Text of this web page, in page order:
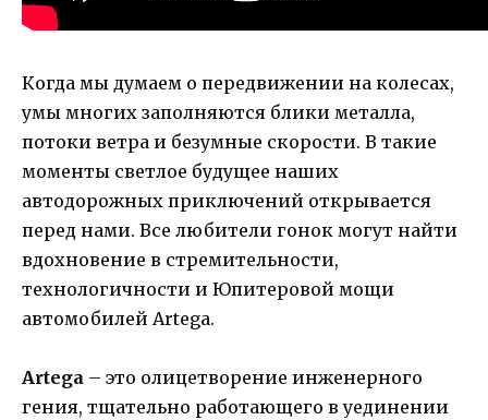
Когда мы думаем о передвижении на колесах,
умы многих заполняются блики металла,
потоки ветра и безумные скорости. В такие
моменты светлое будущее наших
автодорожных приключений открывается
перед нами. Все любители гонок могут найти
вдохновение в стремительности,
технологичности и Юпитеровой мощи
автомобилей Artega.
Artega – это олицетворение инженерного
гения, тщательно работающего в уединении